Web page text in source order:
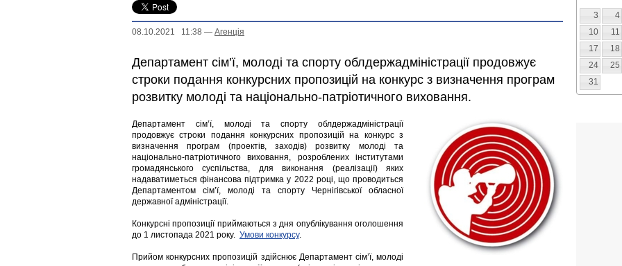
08.10.2021 11:38 — Агенцiя
Департамент сім’ї, молоді та спорту облдержадміністрації продовжує
строки подання конкурсних пропозицій на конкурс з визначення програм
розвитку молоді та національно-патріотичного виховання.
Департамент сім’ї, молоді та спорту облдержадміністрації
продовжує строки подання конкурсних пропозицій на конкурс з
визначення програм (проектів, заходів) розвитку молоді та
національно-патріотичного виховання, розроблених інститутами
громадянського суспільства, для виконання (реалізації) яких
надаватиметься фінансова підтримка у 2022 році, що проводиться
Департаментом сім’ї, молоді та спорту Чернігівської обласної
державної адміністрації.
Конкурсні пропозиції приймаються з дня опублікування оголошення
до 1 листопада 2021 року. Умови конкурсу.
Прийом конкурсних пропозицій здійснює Департамент сім’ї, молоді
3
4
10
11
17
18
24
25
31